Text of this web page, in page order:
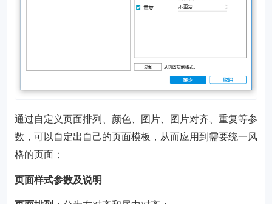
通过自定义页面排列、颜色、图片、图片对齐、重复等参
数，可以自定出自己的页面模板，从而应用到需要统一风
格的页面；
页面样式参数及说明